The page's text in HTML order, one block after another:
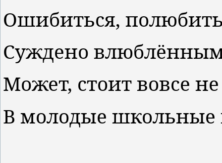
Ошибиться,
Суждено
Может, стоит вовсе
В молодые школьные